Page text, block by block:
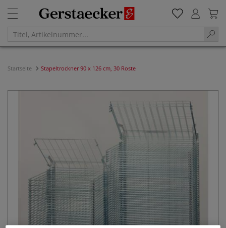
Startseite Stapeltrockner 90 x 126 cm, 30 Roste